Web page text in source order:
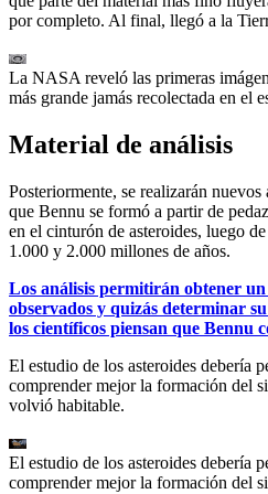
por completo. Al final, llegó a la
La NASA reveló las primeras
más grande jamás recolectada en el
Material de análisis
Posteriormente, se realizarán
que Bennu se formó a partir de
en el cinturón de asteroides, luego
1.000 y 2.000 millones de años.
Los análisis permitirán obtener
observados y quizás determinar
los científicos piensan que Bennu
El estudio de los asteroides debería
comprender mejor la formación del
volvió habitable.
El estudio de los asteroides debería
comprender mejor la formación del